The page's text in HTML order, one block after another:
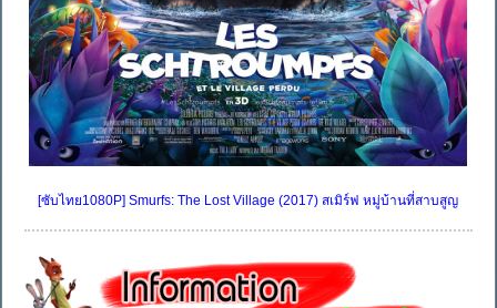
[ซับไทย1080P] Smurfs: The Lost Village (2017) สเมิร์ฟ หมู่บ้านที่สาบสูญ